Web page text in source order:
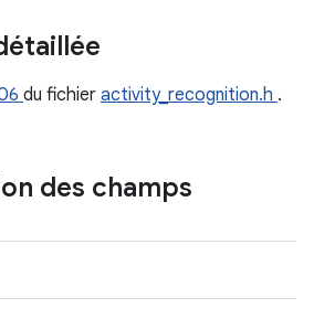
du fichier activity_recognition.h .
des champs